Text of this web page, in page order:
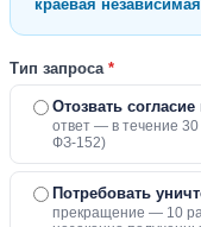
краевая независимая
Тип запроса *
Отозвать
ответ — в течение 30
ФЗ-152)
Потребовать
прекращение — 10